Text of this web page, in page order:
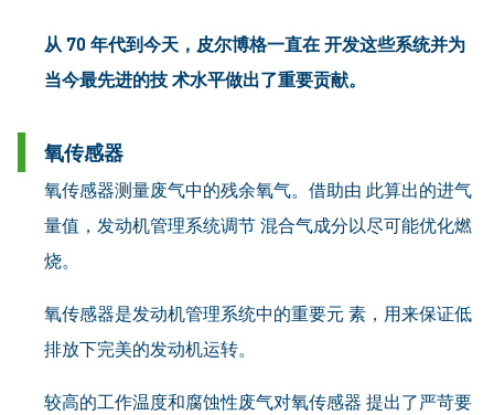
从 70 年代到今天，皮尔博格一直在 开发这些系统并为
当今最先进的技 术水平做出了重要贡献。
氧传感器
氧传感器测量废气中的残余氧气。借助由 此算出的进气
量值，发动机管理系统调节 混合气成分以尽可能优化燃
烧。
氧传感器是发动机管理系统中的重要元 素，用来保证低
排放下完美的发动机运转。
较高的工作温度和腐蚀性废气对氧传感器 提出了严苛要